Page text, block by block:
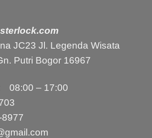
JC23 Jl. Legenda Wisata
Putri Bogor 16967
08:00 – 17:00